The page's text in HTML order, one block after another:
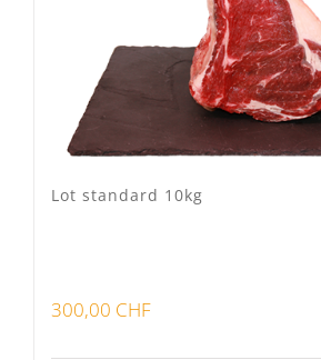
Lot standard 10kg
300,00 CHF